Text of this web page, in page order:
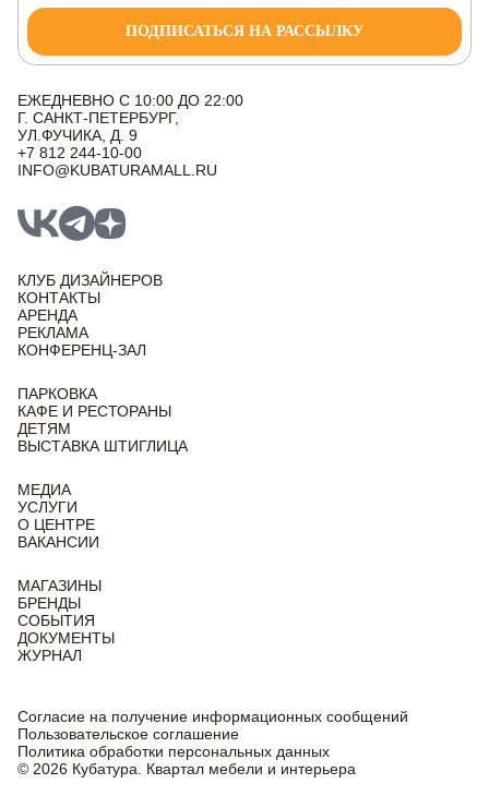
ПОДПИСАТЬСЯ НА РАССЫЛКУ
ЕЖЕДНЕВНО С 10:00 ДО 22:00
Г. САНКТ-ПЕТЕРБУРГ,
УЛ.ФУЧИКА, Д. 9
+7 812 244-10-00
INFO@KUBATURAMALL.RU
КЛУБ ДИЗАЙНЕРОВ
КОНТАКТЫ
АРЕНДА
РЕКЛАМА
КОНФЕРЕНЦ-ЗАЛ
ПАРКОВКА
КАФЕ И РЕСТОРАНЫ
ДЕТЯМ
ВЫСТАВКА ШТИГЛИЦА
МЕДИА
УСЛУГИ
О ЦЕНТРЕ
ВАКАНСИИ
МАГАЗИНЫ
БРЕНДЫ
СОБЫТИЯ
ДОКУМЕНТЫ
ЖУРНАЛ
© 2026 Кубатура. Квартал мебели и интерьера
Согласие на получение информационных сообщений
Пользовательское соглашение
Политика обработки персональных данных